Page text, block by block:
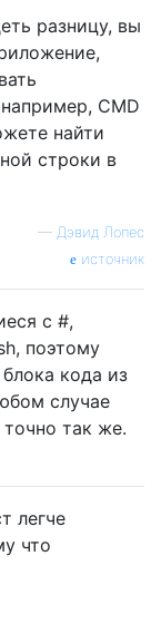
разницу, вы
CMD
найти
строки в
— Дэвид Лопес
источник
с #,
поэтому
кода из
случае
так же.
легче
что